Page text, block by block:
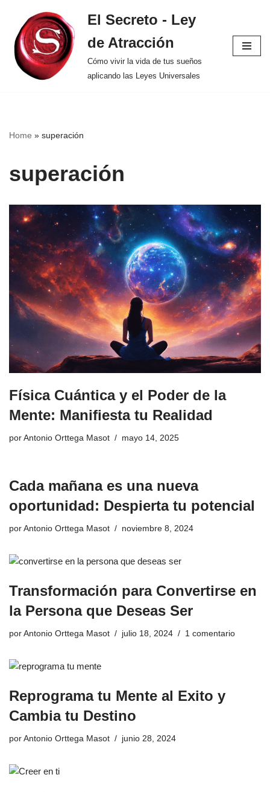
Saltar
al
contenido
El Secreto - Ley
de Atracción
Cómo vivir la vida de tus sueños
aplicando las Leyes Universales
Home » superación
superación
Física Cuántica y el Poder de la
Mente: Manifiesta tu Realidad
por Antonio Orttega Masot mayo 14, 2025
Cada mañana es una nueva
oportunidad: Despierta tu potencial
por Antonio Orttega Masot noviembre 8, 2024
Transformación para Convertirse en
la Persona que Deseas Ser
por Antonio Orttega Masot julio 18, 2024 1 comentario
Reprograma tu Mente al Exito y
Cambia tu Destino
por Antonio Orttega Masot junio 28, 2024